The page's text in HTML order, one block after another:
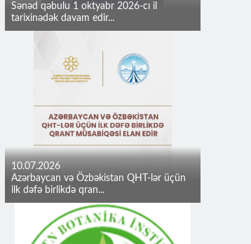
Sənəd qəbulu 1 oktyabr 2026-cı il
tarixinədək davam edir...
10.07.2026
Azərbaycan və Özbəkistan QHT-lər üçün
ilk dəfə birlikdə qran...